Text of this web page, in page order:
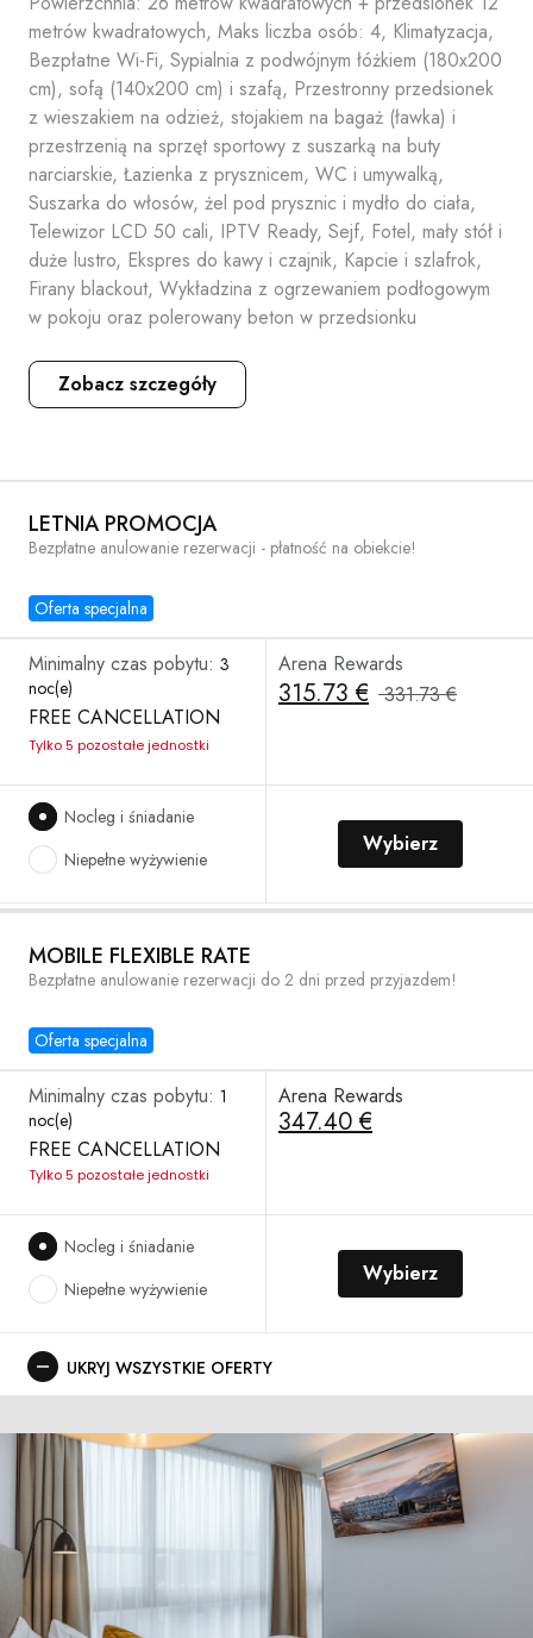
metrów kwadratowych, Maks liczba osób: 4, Klimatyzacja,
Bezpłatne Wi-Fi, Sypialnia z podwójnym łóżkiem (180x200
cm), sofą (140x200 cm) i szafą, Przestronny przedsionek
z wieszakiem na odzież, stojakiem na bagaż (ławka) i
przestrzenią na sprzęt sportowy z suszarką na buty
narciarskie, Łazienka z prysznicem, WC i umywalką,
Suszarka do włosów, żel pod prysznic i mydło do ciała,
Telewizor LCD 50 cali, IPTV Ready, Sejf, Fotel, mały stół i
duże lustro, Ekspres do kawy i czajnik, Kapcie i szlafrok,
Firany blackout, Wykładzina z ogrzewaniem podłogowym
w pokoju oraz polerowany beton w przedsionku
Zobacz szczegóły
LETNIA PROMOCJA
Oferta specjalna
Bezpłatne anulowanie rezerwacji - płatność na obiekcie!
Minimalny czas pobytu: 3
noc(e)
FREE CANCELLATION
Tylko 5 pozostałe jednostki
Arena Rewards
315.73 € 331.73 €
Nocleg i śniadanie
Niepełne wyżywienie
Wybierz
MOBILE FLEXIBLE RATE
Oferta specjalna
Bezpłatne anulowanie rezerwacji do 2 dni przed przyjazdem!
Minimalny czas pobytu: 1
noc(e)
FREE CANCELLATION
Tylko 5 pozostałe jednostki
Arena Rewards
347.40 €
Nocleg i śniadanie
Niepełne wyżywienie
Wybierz
UKRYJ WSZYSTKIE OFERTY